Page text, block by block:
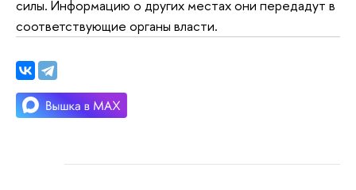
силы. Информацию о других местах они передадут в
соответствующие органы власти.